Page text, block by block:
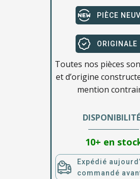
PIÈCE
ORIGINALE
Toutes nos pièces
et d’origine
mention
10+ en
Expédié
commandé